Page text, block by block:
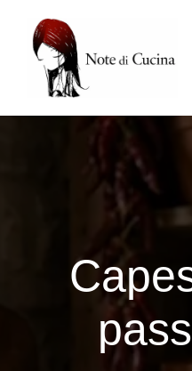
contenuto